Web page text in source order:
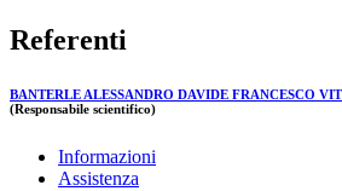
Referenti
BANTERLE ALESSANDRO DAVIDE FRANCESCO
(Responsabile scientifico)
Informazioni
Assistenza